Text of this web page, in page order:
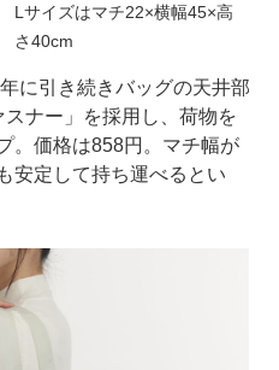
Lサイズはマチ22×横幅45×高
さ40cm
に引き続きバッグの天井部
ナー」を採用し、荷物を
。価格は858円。マチ幅が
安定して持ち運べるとい